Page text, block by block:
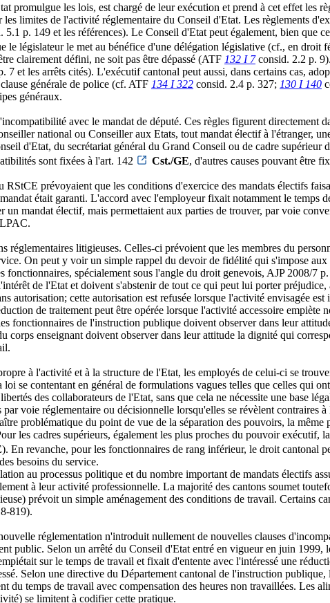
promulgue les lois, est chargé de leur exécution et prend à cet effet les
limites de l'activité réglementaire du Conseil d'Etat. Les règlements
5.1 p. 149 et les références). Le Conseil d'Etat peut également, bien que
le législateur le met au bénéfice d'une délégation législative (cf., en droit
clairement défini, ne soit pas être dépassé (ATF 132 I 7consid. 2.2 p.
7 et les arrêts cités). L'exécutif cantonal peut aussi, dans certains cas,
générale de police (cf. ATF 134 I 322 consid. 2.4 p. 327; 130 I 140
généraux.
avec le mandat de député. Ces règles figurent directement
national ou Conseiller aux Etats, tout mandat électif à l'étranger,
d'Etat, du secrétariat général du Grand Conseil ou de cadre supérieur
sont fixées à l'art. 142
Cst./GE, d'autres causes pouvant être
RStCE prévoyaient que les conditions d'exercice des mandats électifs
était garanti. L'accord avec l'employeur fixait notamment le temps
un mandat électif, mais permettaient aux parties de trouver, par voie
réglementaires litigieuses. Celles-ci prévoient que les membres du
On peut y voir un simple rappel du devoir de fidélité qui s'impose
spécialement sous l'angle du droit genevois, AJP 2008/7
de l'Etat et doivent s'abstenir de tout ce qui peut lui porter
autorisation; cette autorisation est refusée lorsque l'activité envisagée
de traitement peut être opérée lorsque l'activité accessoire
fonctionnaires de l'instruction publique doivent observer dans leur
corps enseignant doivent observer dans leur attitude la dignité qui
à l'activité et à la structure de l'Etat, les employés de celui-ci se
loi se contentant en général de formulations vagues telles que celles qui
des collaborateurs de l'Etat, sans que cela ne nécessite une
par voie réglementaire ou décisionnelle lorsqu'elles se révèlent
problématique du point de vue de la séparation des pouvoirs, la
les cadres supérieurs, également les plus proches du pouvoir exécutif,
). En revanche, pour les fonctionnaires de rang inférieur, le droit cantonal
besoins du service.
au processus politique et du nombre important de mandats électifs
à leur activité professionnelle. La majorité des cantons soumet
prévoit un simple aménagement des conditions de travail. Certains
819).
réglementation n'introduit nullement de nouvelles clauses
public. Selon un arrêté du Conseil d'Etat entré en vigueur en juin 1999,
sur le temps de travail et fixait d'entente avec l'intéressé une
Selon une directive du Département cantonal de l'instruction
du temps de travail avec compensation des heures non travaillées. Les
se limitent à codifier cette pratique.